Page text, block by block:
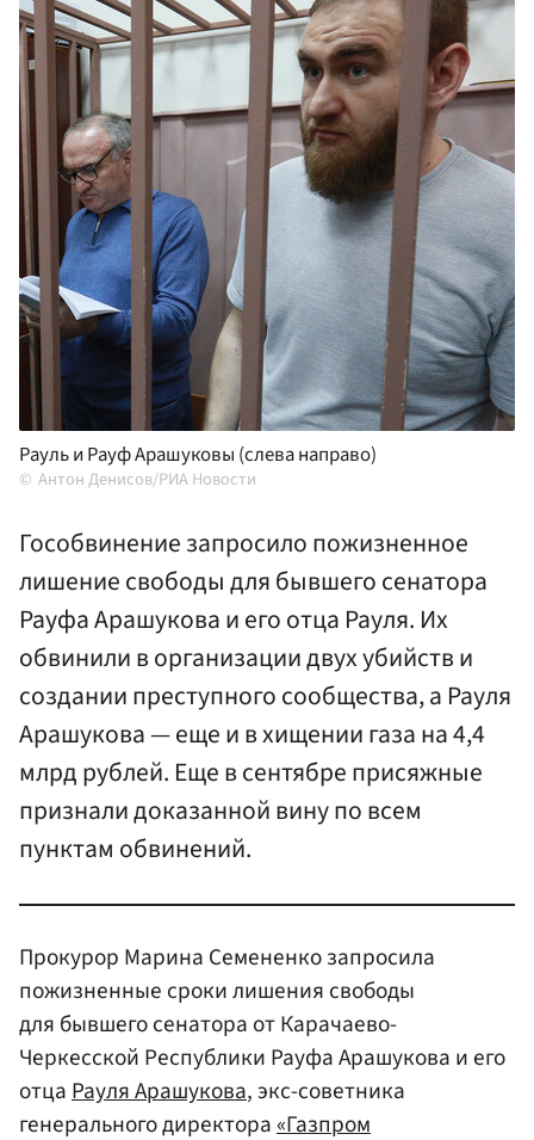
Рауль и Рауф Арашуковы (слева направо)
Антон Денисов/РИА Новости
Гособвинение запросило пожизненное
лишение свободы для бывшего сенатора
Рауфа Арашукова и его отца Рауля. Их
обвинили в организации двух убийств и
создании преступного сообщества, а Рауля
Арашукова — еще и в хищении газа на 4,4
млрд рублей. Еще в сентябре присяжные
признали доказанной вину по всем
пунктам обвинений.
Прокурор Марина Семененко запросила
пожизненные сроки лишения свободы
для бывшего сенатора от Карачаево-
Черкесской Республики Рауфа Арашукова и его
отцаРауля Арашукова, экс-советника
генерального директора«Газпром